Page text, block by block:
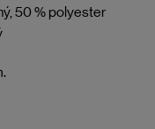
50 % polyester